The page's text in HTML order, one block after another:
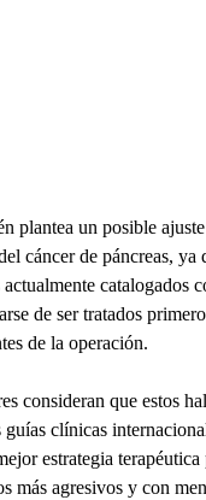
plantea un posible
cáncer de páncreas, ya
catalogados
de ser tratados
de la operación.
consideran que estos
clínicas
estrategia
más agresivos y con